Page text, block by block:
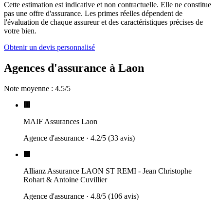
Cette estimation est indicative et non contractuelle. Elle ne constitue
pas une offre d'assurance. Les primes réelles dépendent de
l'évaluation de chaque assureur et des caractéristiques précises de
votre bien.
Obtenir un devis personnalisé
Agences d'assurance à Laon
Note moyenne : 4.5/5
🏢
MAIF Assurances Laon
Agence d'assurance · 4.2/5 (33 avis)
🏢
Allianz Assurance LAON ST REMI - Jean Christophe
Rohart & Antoine Cuvillier
Agence d'assurance · 4.8/5 (106 avis)